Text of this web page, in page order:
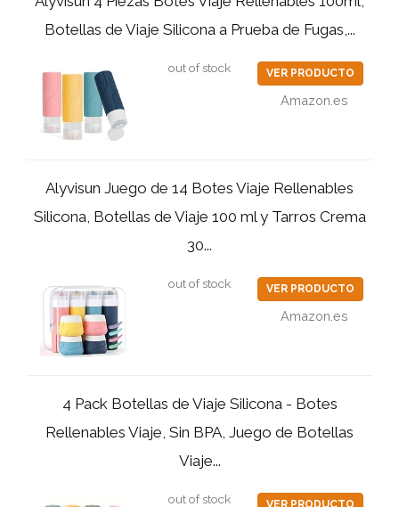
Botellas de Viaje Silicona a Prueba de Fugas,...
out of stock VER PRODUCTO
Amazon.es
Alyvisun Juego de 14 Botes Viaje Rellenables
Silicona, Botellas de Viaje 100 ml y Tarros Crema
30...
out of stock VER PRODUCTO
Amazon.es
4 Pack Botellas de Viaje Silicona - Botes
Rellenables Viaje, Sin BPA, Juego de Botellas
Viaje...
out of stock VER PRODUCTO